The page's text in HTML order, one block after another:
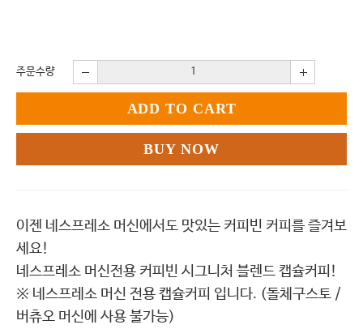
주문수량
ADD TO CART
BUY NOW
이젠 네스프레소 머신에서도 맛있는 커피빈 커피를 즐겨보
세요!
네스프레소 머신전용 커피빈 시그니처 블렌드 캡슐커피!
※ 네스프레소 머신 전용 캡슐커피 입니다. (돌체구스토 /
버츄오 머신에 사용 불가능)